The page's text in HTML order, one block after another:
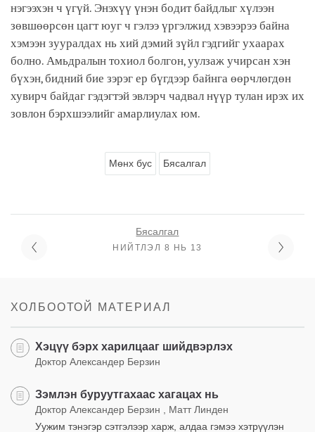
нэгээхэн ч үгүй. Энэхүү үнэн бодит байдлыг хүлээн
зөвшөөрсөн цагт юуг ч гэлээ үргэлжид хэвээрээ байна
хэмээн зууралдах нь хий дэмий зүйл гэдгийг ухаарах
болно. Амьдралын тохиол болгон, уулзаж учирсан хэн
бүхэн, бидний бие зэрэг ер бүгдээр байнга өөрчлөгдөн
хувирч байдаг гэдэгтэй эвлэрч чадвал нүүр тулан ирэх их
зовлон бэрхшээлийг амарлиулах юм.
Мөнх бус Бясалгал
Бясалгал
НИЙТЛЭЛ 8 НЬ 13
ХОЛБООТОЙ МАТЕРИАЛ
Хэцүү бэрх харилцааг шийдвэрлэх
Доктор Александер Берзин
Зэмлэн буруутгахаас хагацах нь
Доктор Александер Берзин , Матт Линден
Уужим тэнэгэр сэтгэлээр харж, алдаа гэмээ хэтрүүлэн